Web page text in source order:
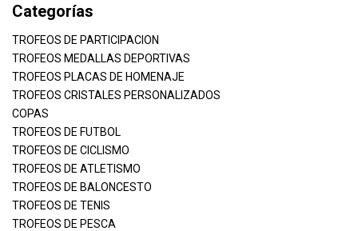
Categorías
TROFEOS DE PARTICIPACION
TROFEOS MEDALLAS DEPORTIVAS
TROFEOS PLACAS DE HOMENAJE
TROFEOS CRISTALES PERSONALIZADOS
COPAS
TROFEOS DE FUTBOL
TROFEOS DE CICLISMO
TROFEOS DE ATLETISMO
TROFEOS DE BALONCESTO
TROFEOS DE TENIS
TROFEOS DE PESCA